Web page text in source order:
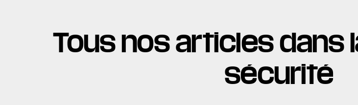
Tous nos articles dans
sécurité